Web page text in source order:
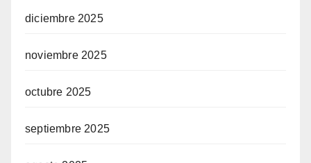
diciembre 2025
noviembre 2025
octubre 2025
septiembre 2025